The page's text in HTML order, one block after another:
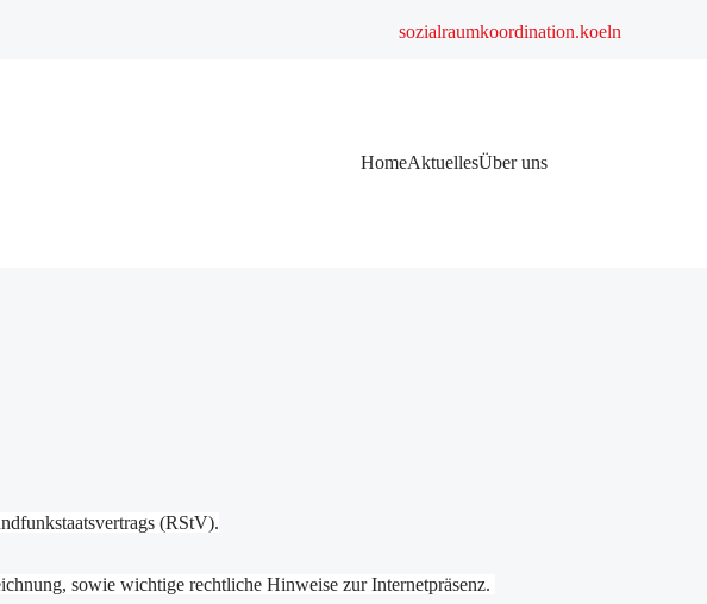
sozialraumkoordination.koeln
Navigation
HomeAktuellesÜber uns
(RStV).
sowie wichtige rechtliche Hinweise zur Internetpräsenz.